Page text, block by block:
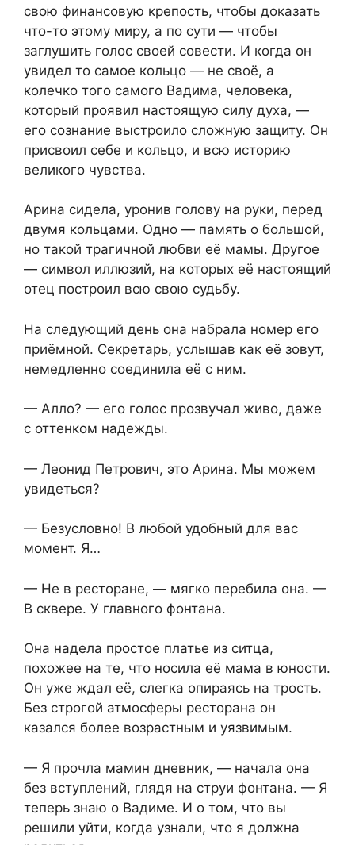
свою финансовую крепость, чтобы доказать
что-то этому миру, а по сути — чтобы
заглушить голос своей совести. И когда он
увидел то самое кольцо — не своё, а
колечко того самого Вадима, человека,
который проявил настоящую силу духа, —
его сознание выстроило сложную защиту. Он
присвоил себе и кольцо, и всю историю
великого чувства.
Арина сидела, уронив голову на руки, перед
двумя кольцами. Одно — память о большой,
но такой трагичной любви её мамы. Другое
— символ иллюзий, на которых её настоящий
отец построил всю свою судьбу.
На следующий день она набрала номер его
приёмной. Секретарь, услышав как её зовут,
немедленно соединила её с ним.
— Алло? — его голос прозвучал живо, даже
с оттенком надежды.
— Леонид Петрович, это Арина. Мы можем
увидеться?
— Безусловно! В любой удобный для вас
момент. Я…
— Не в ресторане, — мягко перебила она. —
В сквере. У главного фонтана.
Она надела простое платье из ситца,
похожее на те, что носила её мама в юности.
Он уже ждал её, слегка опираясь на трость.
Без строгой атмосферы ресторана он
казался более возрастным и уязвимым.
— Я прочла мамин дневник, — начала она
без вступлений, глядя на струи фонтана. — Я
теперь знаю о Вадиме. И о том, что вы
решили уйти, когда узнали, что я должна